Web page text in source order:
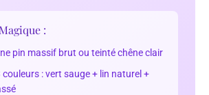
:
pin massif brut ou teinté chêne clair
couleurs : vert sauge + lin naturel +